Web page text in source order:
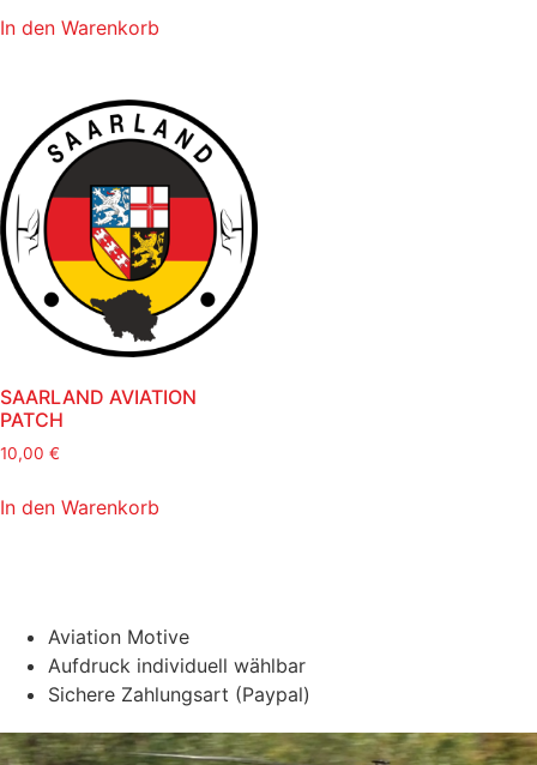
Aviation Motive
Aufdruck individuell wählbar
Sichere Zahlungsart (Paypal)
In den Warenkorb
SAARLAND AVIATION
PATCH
10,00 €
In den Warenkorb